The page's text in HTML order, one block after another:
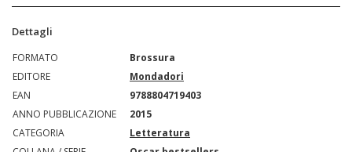
Dettagli
FORMATO
Brossura
EDITORE
Mondadori
EAN
9788804719403
ANNO PUBBLICAZIONE
2015
CATEGORIA
Letteratura